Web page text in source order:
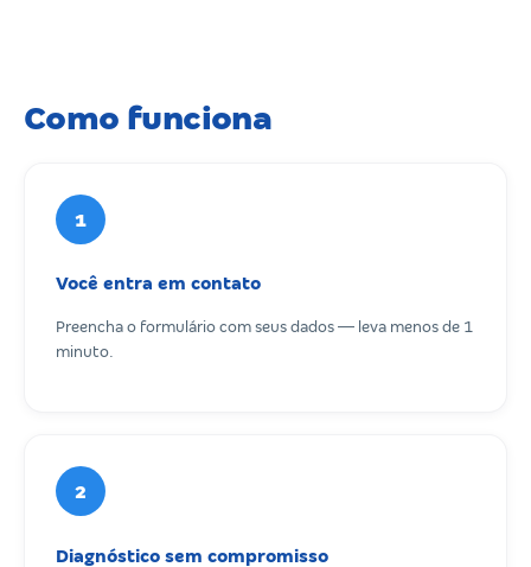
Como funciona
1
Você entra em contato
Preencha o formulário com seus dados — leva menos de 1
minuto.
2
Diagnóstico sem compromisso